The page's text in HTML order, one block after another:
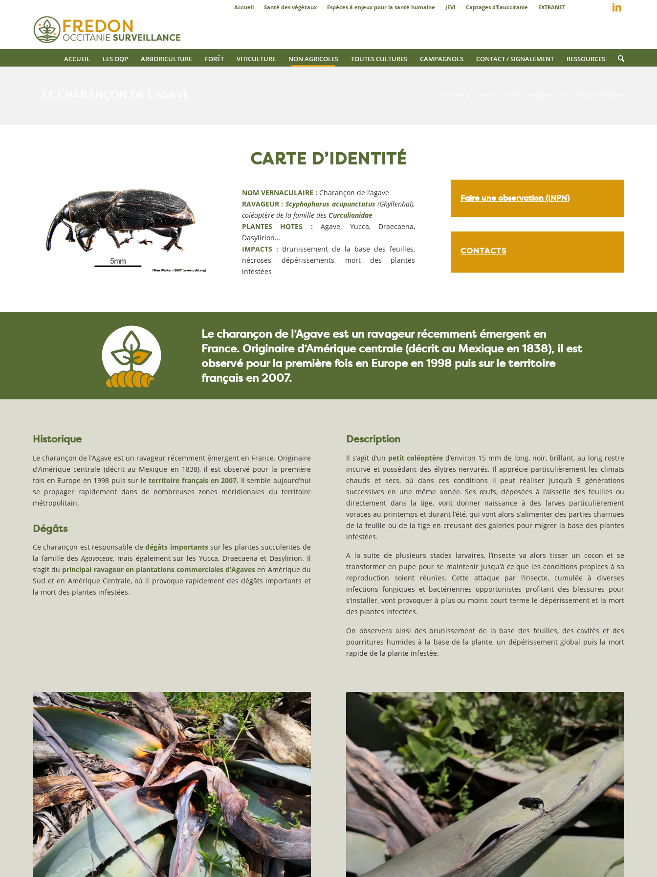
Accueil Santé des végétaux Espèces à enjeux pour la santé humaine JEVI Captages d’Eauccitanie EXTRANET
ACCUEIL LES OQP ARBORICULTURE FORÊT VITICULTURE NON AGRICOLES TOUTES CULTURES CAMPAGNOLS CONTACT / SIGNALEMENT RESSOURCES
CARTE D’IDENTITÉ
NOM VERNACULAIRE : Charançon de l’agave
RAVAGEUR : Scyphophorus acupunctatus(Ghyllenhal),
coléoptère de la famille desCurculionidae
PLANTES HOTES : Agave, Yucca, Draecaena,
Dasylirion…
IMPACTS : Brunissement de la base des feuilles,
nécroses, dépérissements, mort des plantes
infestées
Faire une observation (INPN)
CONTACTS
Le charançon de l’Agave est un ravageur récemment émergent en
France. Originaire d’Amérique centrale (décrit au Mexique en 1838), il est
observé pour la première fois en Europe en 1998 puis sur leterritoire
français en 2007.
Historique
Le charançon de l’Agave est un ravageur récemment émergent en France. Originaire
d’Amérique centrale (décrit au Mexique en 1838), il est observé pour la première
fois en Europe en 1998 puis sur leterritoire français en 2007. Il semble aujourd’hui
se propager rapidement dans de nombreuses zones méridionales du territoire
métropolitain.
Dégâts
Ce charançon est responsable de dégâts importantssur les plantes succulentes de
la famille desAgavaceae, mais également sur les Yucca, Draecaena et Dasylirion. Il
s’agit du principal ravageur en plantations commerciales d’Agaves en Amérique du
Sud et en Amérique Centrale, où il provoque rapidement des dégâts importants et
la mort des plantes infestées.
Description
Il s’agit d’un petit coléoptère d’environ 15 mm de long, noir, brillant, au long rostre
incurvé et possédant des élytres nervurés. Il apprécie particulièrement les climats
chauds et secs, où dans ces conditions il peut réaliser jusqu’à 5 générations
successives en une même année. Ses œufs, déposées à l’aisselle des feuilles ou
directement dans la tige, vont donner naissance à des larves particulièrement
voraces au printemps et durant l’été, qui vont alors s’alimenter des parties charnues
de la feuille ou de la tige en creusant des galeries pour migrer la base des plantes
infestées.
A la suite de plusieurs stades larvaires, l’insecte va alors tisser un cocon et se
transformer en pupe pour se maintenir jusqu’à ce que les conditions propices à sa
reproduction soient réunies. Cette attaque par l’insecte, cumulée à diverses
infections fongiques et bactériennes opportunistes profitant des blessures pour
s’installer, vont provoquer à plus ou moins court terme le dépérissement et la mort
des plantes infectées.
On observera ainsi des brunissement de la base des feuilles, des cavités et des
pourritures humides à la base de la plante, un dépérissement global puis la mort
rapide de la plante infestée.